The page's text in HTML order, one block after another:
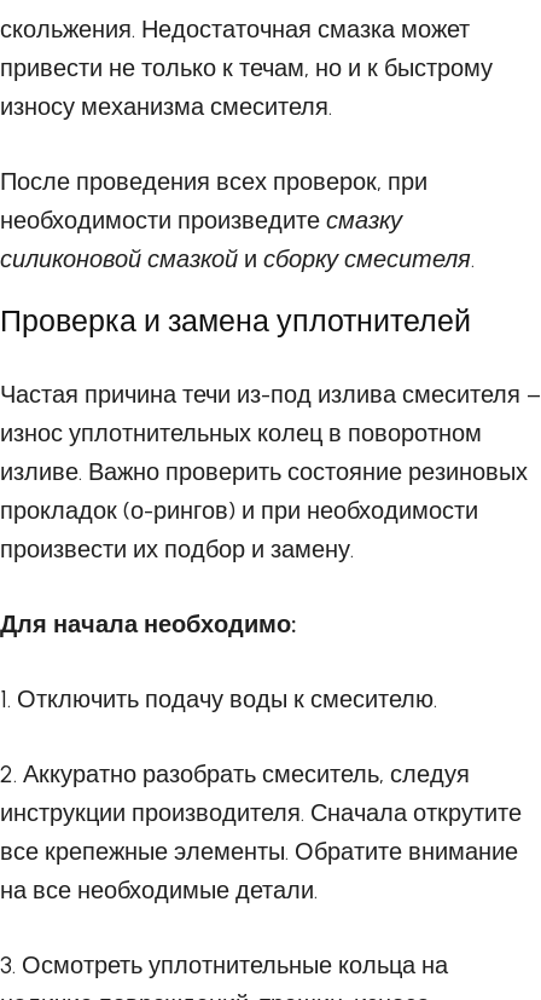
скольжения. Недостаточная смазка может
привести не только к течам, но и к быстрому
износу механизма смесителя.
После проведения всех проверок, при
необходимости произведите смазку
силиконовой смазкой и сборку смесителя.
Проверка и замена уплотнителей
Частая причина течи из-под излива смесителя –
износ уплотнительных колец в поворотном
изливе. Важно проверить состояние резиновых
прокладок (о-рингов) и при необходимости
произвести их подбор и замену.
Для начала необходимо:
1. Отключить подачу воды к смесителю.
2. Аккуратно разобрать смеситель, следуя
инструкции производителя. Сначала открутите
все крепежные элементы. Обратите внимание
на все необходимые детали.
3. Осмотреть уплотнительные кольца на